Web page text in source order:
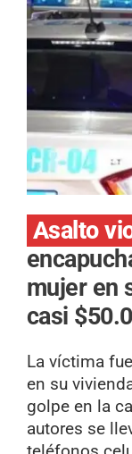
Asalto
mujer en
casi
La víctima
en su
golpe en la
autores se